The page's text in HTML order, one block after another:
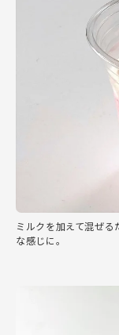
ミルクを加えて混ぜ
な感じに。